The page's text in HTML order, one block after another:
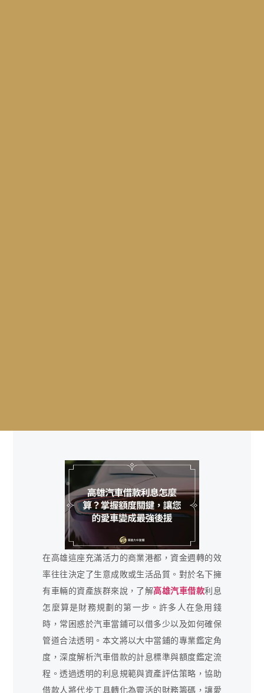
在高雄這座充滿活力的商業港都，資金週轉的效
率往往決定了生意成敗或生活品質。對於名下擁
有車輛的資產族群來說，了解高雄汽車借款利息
怎麼算是財務規劃的第一步。許多人在急用錢
時，常困惑於汽車當鋪可以借多少以及如何確保
管道合法透明。本文將以大中當鋪的專業鑑定角
度，深度解析汽車借款的計息標準與額度鑑定流
程。透過透明的利息規範與資產評估策略，協助
借款人將代步工具轉化為靈活的財務籌碼，讓愛